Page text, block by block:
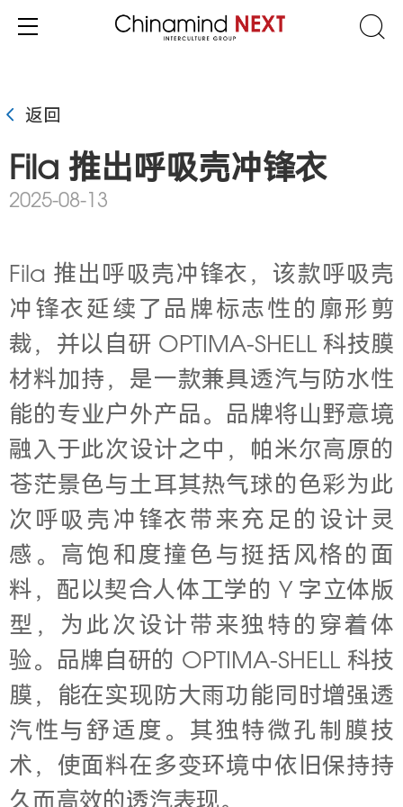
返回
Fila 推出呼吸壳冲锋衣
2025-08-13
Fila 推出呼吸壳冲锋衣，该款呼吸壳
冲锋衣延续了品牌标志性的廓形剪
裁，并以自研 OPTIMA-SHELL 科技膜
材料加持，是一款兼具透汽与防水性
能的专业户外产品。品牌将山野意境
融入于此次设计之中，帕米尔高原的
苍茫景色与土耳其热气球的色彩为此
次呼吸壳冲锋衣带来充足的设计灵
感。高饱和度撞色与挺括风格的面
料，配以契合人体工学的 Y 字立体版
型，为此次设计带来独特的穿着体
验。品牌自研的 OPTIMA-SHELL 科技
膜，能在实现防大雨功能同时增强透
汽性与舒适度。其独特微孔制膜技
术，使面料在多变环境中依旧保持持